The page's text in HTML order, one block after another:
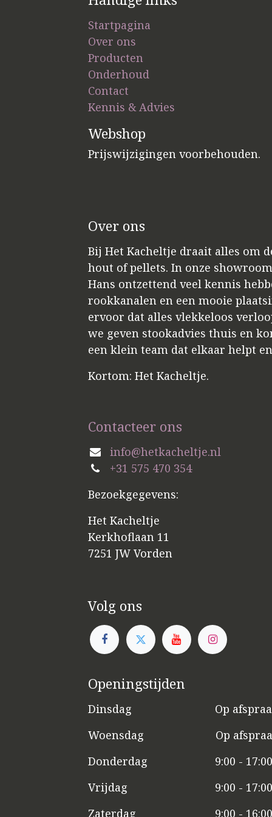
Startpagina
Over ons
Producten
Onderhoud
Contact
Kennis & Advies
Webshop
Prijswijzigingen voorbehouden.
Over ons
Bij Het Kacheltje draait alles om
hout of pellets. In onze
Hans ontzettend veel kennis
rookkanalen en een mooie
ervoor dat alles vlekkeloos
we geven stookadvies thuis en
een klein team dat elkaar helpt
Kortom: Het Kacheltje.
Contacteer ons
info@hetkacheltje.nl
+31 575 470 354
Bezoekgegevens:
Het Kacheltje
Kerkhoflaan 11
7251 JW Vorden
Volg ons
Openingstijden
Dinsdag
​​Op
Woensdag
​Op
Donderdag
9:00 -
Vrijdag
​9:00 - 17:00
Zaterdag
​9:00 -